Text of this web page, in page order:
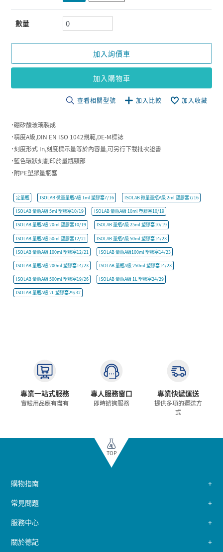
數量
加入詢價車
加入購物車
查看相關型號 加入比較 加入收藏
˙硼矽酸玻璃製成
˙精度A級,DIN EN ISO 1042規範,DE-M標誌
˙刻度形式 In,刻度標示量等於內容量,可另行下載批次證書
˙藍色環狀刻劃印於量瓶頸部
˙附PE塑膠量瓶塞
定量瓶 ISOLAB 微量量瓶A級 1ml 塑膠塞7/16 ISOLAB 微量量瓶A級 2ml 塑膠塞7/16
ISOLAB 量瓶A級 5ml 塑膠塞10/19 ISOLAB 量瓶A級 10ml 塑膠塞10/19
ISOLAB 量瓶A級 20ml 塑膠塞10/19 ISOLAB 量瓶A級 25ml 塑膠塞10/19
ISOLAB 量瓶A級 50ml 塑膠塞12/21 ISOLAB 量瓶A級 50ml 塑膠塞14/23
ISOLAB 量瓶A級 100ml 塑膠塞12/21 ISOLAB 量瓶A級100ml 塑膠塞14/23
ISOLAB 量瓶A級 200ml 塑膠塞14/23 ISOLAB 量瓶A級 250ml 塑膠塞14/23
ISOLAB 量瓶A級 500ml 塑膠塞19/26 ISOLAB 量瓶A級 1L 塑膠塞24/29
ISOLAB 量瓶A級 2L 塑膠塞29/32
專業一站式服務
實驗用品應有盡有
專人服務窗口
即時諮詢服務
專業快遞運送
提供多項的運送方
式
TOP
購物指南
常見問題
服務中心
關於德記